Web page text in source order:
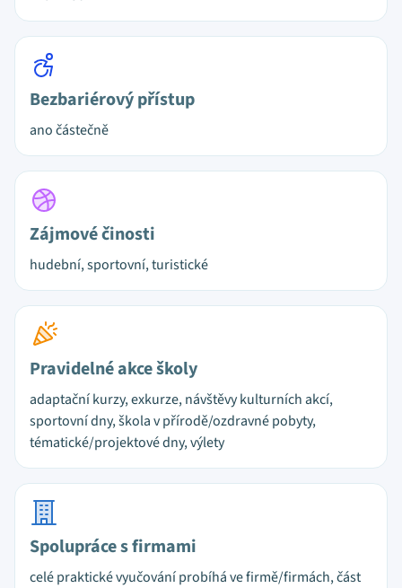
Bezbariérový přístup
ano částečně
Zájmové činosti
hudební, sportovní, turistické
Pravidelné akce školy
adaptační kurzy, exkurze, návštěvy kulturních akcí,
sportovní dny, škola v přírodě/ozdravné pobyty,
tématické/projektové dny, výlety
Spolupráce s firmami
celé praktické vyučování probíhá ve firmě/firmách, část